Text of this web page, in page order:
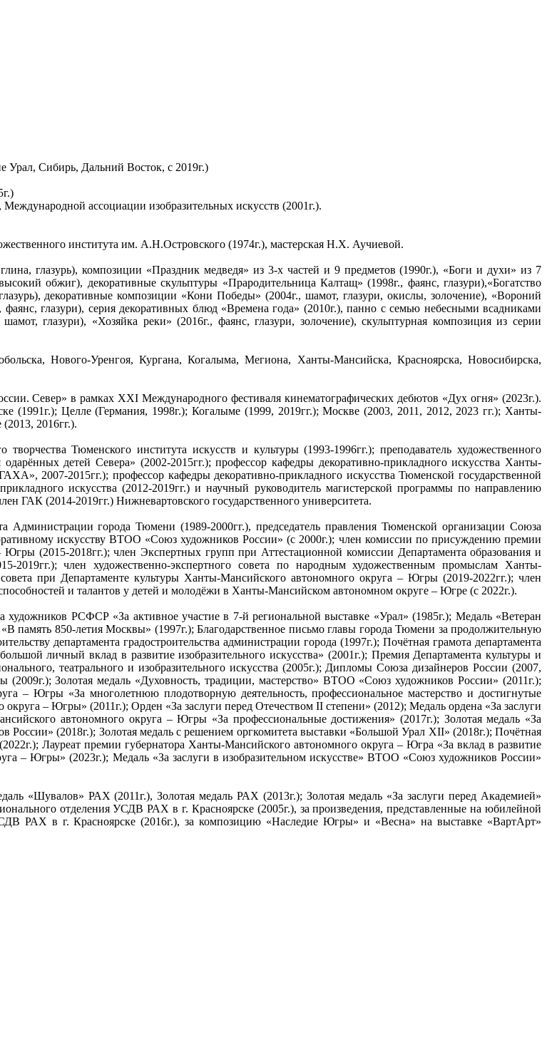
Урал, Сибирь, Дальний Восток, с 2019г.)
ассоциации изобразительных искусств (2001г.).
института им. А.Н.Островского (1974г.), мастерская Н.Х. Аучиевой.
глазурь), композиции «Праздник медведя» из 3-х частей и 9 предметов (1990г.), «Боги и духи» из 7
обжиг), декоративные скульптуры «Прародительница Калтащ» (1998г., фаянс, глазури),«Богатство
декоративные композиции «Кони Победы» (2004г., шамот, глазури, окислы, золочение), «Вороний
глазури), серия декоративных блюд «Времена года» (2010г.), панно с семью небесными всадниками
глазури), «Хозяйка реки» (2016г., фаянс, глазури, золочение), скульптурная композиция из серии
Нового-Уренгоя, Кургана, Когалыма, Мегиона, Ханты-Мансийска, Красноярска, Новосибирска,
Север» в рамках XXI Международного фестиваля кинематографических дебютов «Дух огня» (2023г.).
(1991г.); Целле (Германия, 1998г.); Когалыме (1999, 2019гг.); Москве (2003, 2011, 2012, 2023 гг.); Ханты-
2016гг.).
Тюменского института искусств и культуры (1993-1996гг.); преподаватель художественного
детей Севера» (2002-2015гг.); профессор кафедры декоративно-прикладного искусства Ханты-
2007-2015гг.); профессор кафедры декоративно-прикладного искусства Тюменской государственной
искусства (2012-2019гг.) и научный руководитель магистерской программы по направлению
ГАК (2014-2019гг.) Нижневартовского государственного университета.
Администрации города Тюмени (1989-2000гг.), председатель правления Тюменской организации Союза
искусству ВТОО «Союз художников России» (с 2000г.); член комиссии по присуждению премии
(2015-2018гг.); член Экспертных групп при Аттестационной комиссии Департамента образования и
член художественно-экспертного совета по народным художественным промыслам Ханты-
при Департаменте культуры Ханты-Мансийского автономного округа – Югры (2019-2022гг.); член
и талантов у детей и молодёжи в Ханты-Мансийском автономном округе – Югре (с 2022г.).
художников РСФСР «За активное участие в 7-й региональной выставке «Урал» (1985г.); Медаль «Ветеран
память 850-летия Москвы» (1997г.); Благодарственное письмо главы города Тюмени за продолжительную
департамента градостроительства администрации города (1997г.); Почётная грамота департамента
личный вклад в развитие изобразительного искусства» (2001г.); Премия Департамента культуры и
театрального и изобразительного искусства (2005г.); Дипломы Союза дизайнеров России (2007,
Золотая медаль «Духовность, традиции, мастерство» ВТОО «Союз художников России» (2011г.);
– Югры «За многолетнюю плодотворную деятельность, профессиональное мастерство и достигнутые
– Югры» (2011г.); Орден «За заслуги перед Отечеством II степени» (2012); Медаль ордена «За заслуги
автономного округа – Югры «За профессиональные достижения» (2017г.); Золотая медаль «За
(2018г.); Золотая медаль с решением оргкомитета выставки «Большой Урал XII» (2018г.); Почётная
Лауреат премии губернатора Ханты-Мансийского автономного округа – Югра «За вклад в развитие
– Югры» (2023г.); Медаль «За заслуги в изобразительном искусстве» ВТОО «Союз художников России»
«Шувалов» РАХ (2011г.), Золотая медаль РАХ (2013г.); Золотая медаль «За заслуги перед Академией»
отделения УСДВ РАХ в г. Красноярске (2005г.), за произведения, представленные на юбилейной
РАХ в г. Красноярске (2016г.), за композицию «Наследие Югры» и «Весна» на выставке «ВартАрт»